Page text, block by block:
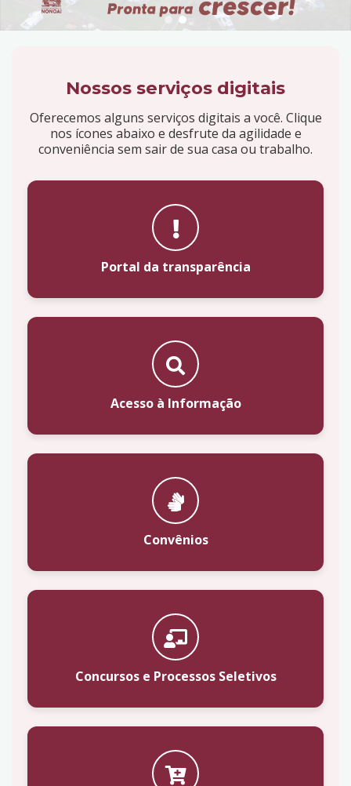
Nossos serviços digitais
Oferecemos alguns serviços digitais a você. Clique
nos ícones abaixo e desfrute da agilidade e
conveniência sem sair de sua casa ou trabalho.
Portal da transparência
Acesso à Informação
Convênios
Concursos e Processos Seletivos